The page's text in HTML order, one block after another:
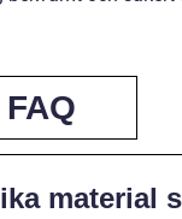
FAQ
material